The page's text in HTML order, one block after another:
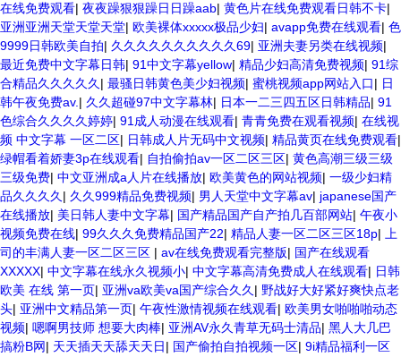
在线免费观看| 夜夜躁狠狠躁日日躁aab| 黄色片在线免费观看日韩不卡|
亚洲亚洲天堂天堂天堂| 欧美裸体xxxxx极品少妇| avapp免费在线观看| 色
9999日韩欧美自拍| 久久久久久久久久久久69| 亚洲夫妻另类在线视频|
最近免费中文字幕日韩| 91中文字幕yellow| 精品少妇高清免费视频| 91综
合精品久久久久久 | 最骚日韩黄色美少妇视频| 蜜桃视频app网站入口| 日
韩午夜免费av. | 久久超碰97中文字幕林| 日本一二三四五区日韩精品| 91
色综合久久久久婷婷| 91成人动漫在线观看| 青青免费在观看视频| 在线视
频 中文字幕 一区二区| 日韩成人片无码中文视频| 精品黄页在线免费观看|
绿帽看着娇妻3p在线观看| 自拍偷拍av一区二区三区| 黄色高潮三级三级
三级免费| 中文亚洲成a人片在线播放| 欧美黄色的网站视频| 一级少妇精
品久久久久 | 久久999精品免费视频| 男人天堂中文字幕av| japanese国产
在线播放| 美日韩人妻中文字幕| 国产精品国产自产拍几百部网站| 午夜小
视频免费在线| 99久久久免费精品国产22| 精品人妻一区二区三区18p|
上
司的丰满人妻一区二区三区 | av在线免费观看完整版| 国产在线观看
XXXXX| 中文字幕在线永久视频小| 中文字幕高清免费成人在线观看| 日韩
欧美 在线 第一页| 亚洲va欧美va国产综合久久 | 野战好大好紧好爽快点老
头| 亚洲中文精品第一页| 午夜性激情视频在线观看| 欧美男女啪啪啪动态
视频| 嗯啊男技师 想要大肉棒| 亚洲AV永久青草无码士清品| 黑人大几巴
搞粉B网| 天天插天天舔天天日| 国产偷拍自拍视频一区| 9i精品福利一区